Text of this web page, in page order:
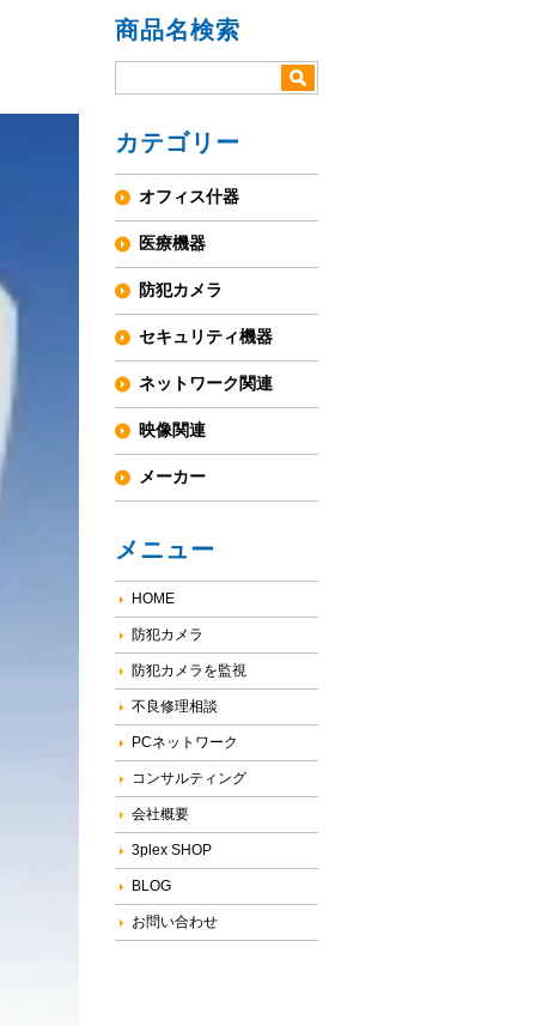
商品名検索
カテゴリー
オフィス什器
医療機器
防犯カメラ
セキュリティ機器
ネットワーク関連
映像関連
メーカー
メニュー
HOME
防犯カメラ
防犯カメラを監視
不良修理相談
PCネットワーク
コンサルティング
会社概要
3plex SHOP
BLOG
お問い合わせ